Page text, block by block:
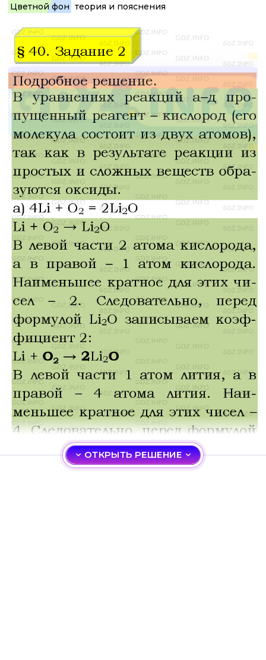
Цветной фон теория и пояснения
ОТКРЫТЬ РЕШЕНИЕ